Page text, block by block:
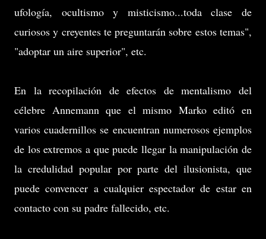
ufología, ocultismo y misticismo...toda clase de
curiosos y creyentes te preguntarán sobre estos temas",
"adoptar un aire superior", etc.
En la recopilación de efectos de mentalismo del
célebre Annemann que el mismo Marko editó en
varios cuadernillos se encuentran numerosos ejemplos
de los extremos a que puede llegar la manipulación de
la credulidad popular por parte del ilusionista, que
puede convencer a cualquier espectador de estar en
contacto con su padre fallecido, etc.